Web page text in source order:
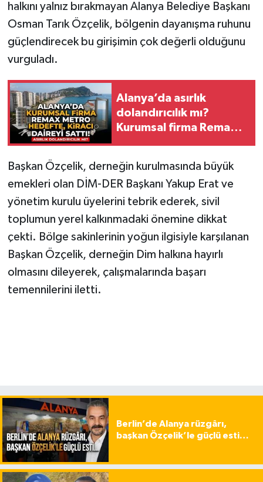
halkını yalnız bırakmayan Alanya Belediye Başkanı
Osman Tarık Özçelik, bölgenin dayanışma ruhunu
güçlendirecek bu girişimin çok değerli olduğunu
vurguladı.
Alanya’da asırlık
dolandırıcılık mı?
Kurumsal firma Remax
Başkan Özçelik, derneğin kurulmasında büyük
emekleri olan DİM-DER Başkanı Yakup Erat ve
yönetim kurulu üyelerini tebrik ederek, sivil
toplumun yerel kalkınmadaki önemine dikkat
çekti. Bölge sakinlerinin yoğun ilgisiyle karşılanan
Başkan Özçelik, derneğin Dim halkına hayırlı
olmasını dileyerek, çalışmalarında başarı
temennilerini iletti.
Berlin’de Alanya rüzgârı,
başkan Özçelik’le güçlü esti…